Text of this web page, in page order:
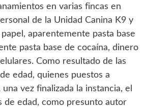
en varias fincas en
de la Unidad Canina K9 y
aparentemente pasta base
pasta base de cocaína, dinero
Como resultado de las
edad, quienes puestos a
vez finalizada la instancia, el
de edad, como presunto autor